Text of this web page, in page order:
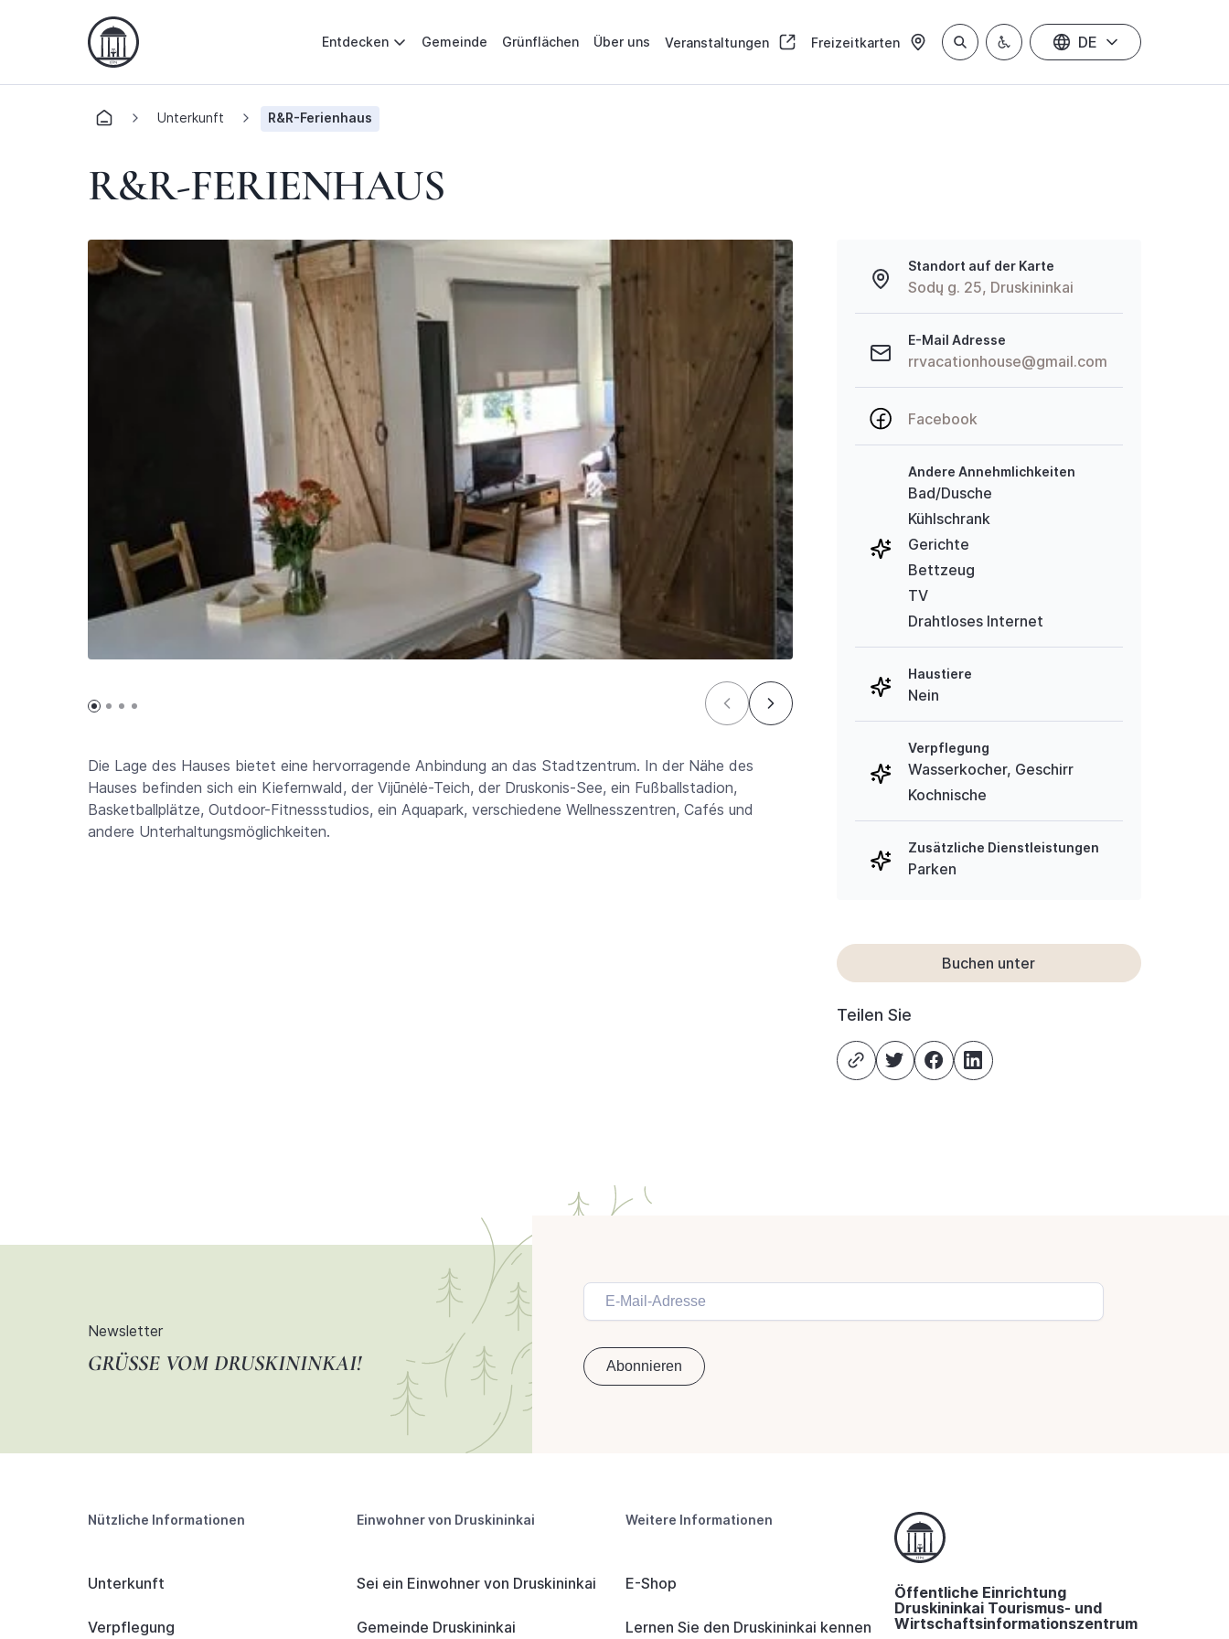
Entdecken Gemeinde Grünflächen Über uns Veranstaltungen Freizeitkarten DE
Unterkunft R&R-Ferienhaus
R&R-FERIENHAUS
Die Lage des Hauses bietet eine hervorragende Anbindung an das Stadtzentrum. In der Nähe des
Hauses befinden sich ein Kiefernwald, der Vijūnėlė-Teich, der Druskonis-See, ein Fußballstadion,
Basketballplätze, Outdoor-Fitnessstudios, ein Aquapark, verschiedene Wellnesszentren, Cafés und
andere Unterhaltungsmöglichkeiten.
Standort auf der Karte
Sodų g. 25, Druskininkai
E-Mail Adresse
rrvacationhouse@gmail.com
Facebook
Andere Annehmlichkeiten
Bad/Dusche
Kühlschrank
Gerichte
Bettzeug
TV
Drahtloses Internet
Haustiere
Nein
Verpflegung
Wasserkocher, Geschirr
Kochnische
Zusätzliche Dienstleistungen
Parken
Buchen unter
Teilen Sie
Newsletter
GRÜSSE VOM DRUSKININKAI!
Nützliche Informationen
Unterkunft
Verpflegung
Einwohner von Druskininkai
Sei ein Einwohner von Druskininkai
Gemeinde Druskininkai
Weitere Informationen
E-Shop
Lernen Sie den Druskininkai kennen
Öffentliche Einrichtung
Druskininkai Tourismus- und
Wirtschaftsinformationszentrum